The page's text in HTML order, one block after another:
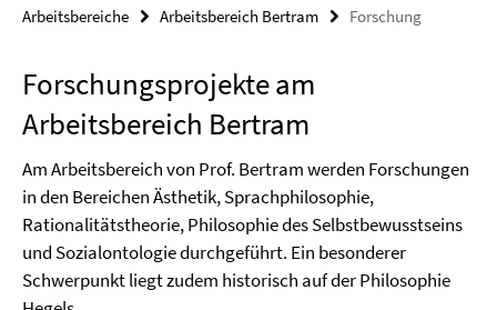
Arbeitsbereiche
Arbeitsbereich Bertram Forschung
Forschungsprojekte am
Arbeitsbereich Bertram
Am Arbeitsbereich von Prof. Bertram werden Forschungen
in den Bereichen Ästhetik, Sprachphilosophie,
Rationalitätstheorie, Philosophie des Selbstbewusstseins
und Sozialontologie durchgeführt. Ein besonderer
Schwerpunkt liegt zudem historisch auf der Philosophie